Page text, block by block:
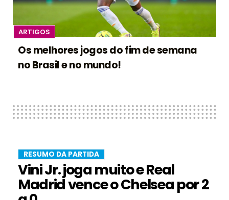
ARTIGOS
Os melhores jogos do fim de semana
no Brasil e no mundo!
RESUMO DA PARTIDA
Vini Jr. joga muito e Real
Madrid vence o Chelsea por 2